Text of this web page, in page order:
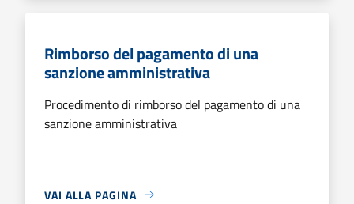
Rimborso del pagamento di una
sanzione amministrativa
Procedimento di rimborso del pagamento di una
sanzione amministrativa
VAI ALLA PAGINA